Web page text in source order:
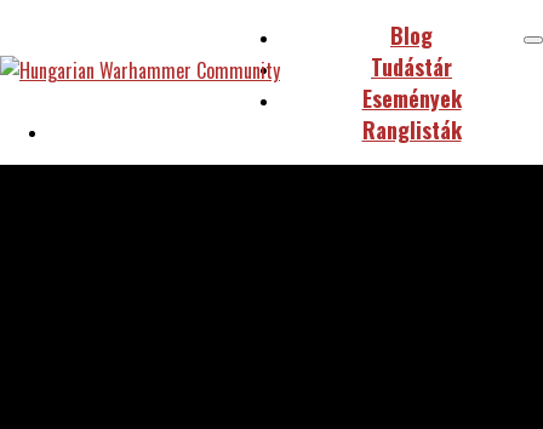
Blog
Tudástár
Események
Ranglisták